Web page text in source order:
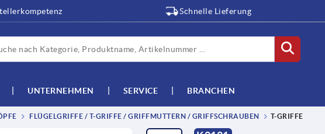
Schnelle Lieferung
UNTERNEHMEN SERVICE BRANCHEN
FLÜGELGRIFFE / T-GRIFFE / GRIFFMUTTERN / GRIFFSCHRAUBEN T-GRIFFE